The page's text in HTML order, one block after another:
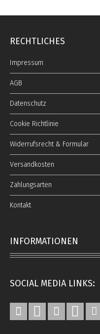
RECHTLICHES
Impressum
AGB
Datenschutz
Cookie Richtlinie
Widerrufsrecht & Formular
Versandkosten
Zahlungsarten
Kontakt
INFORMATIONEN
SOCIAL MEDIA LINKS: